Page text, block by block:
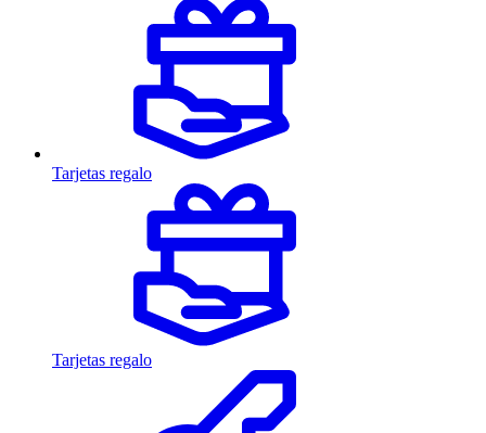
Tarjetas regalo
Tarjetas regalo